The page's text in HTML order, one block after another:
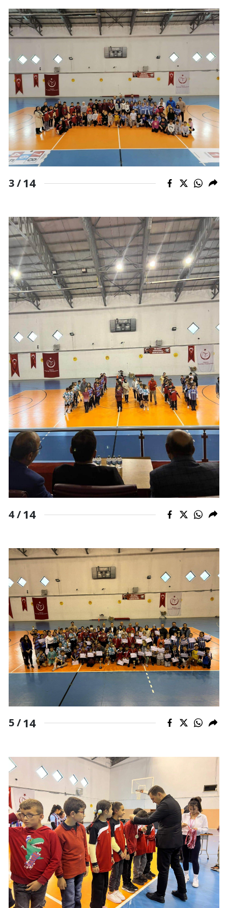
Yalova
Karabük
Osmaniye
Düzce
3 /14
4 /14
5 /14